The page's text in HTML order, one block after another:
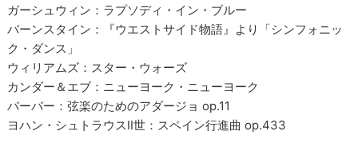
ガーシュウィン：ラプソディ・イン・ブルー
バーンスタイン：『ウエストサイド物語』より「シンフォニッ
ク・ダンス」
ウィリアムズ：スター・ウォーズ
カンダー＆エブ：ニューヨーク・ニューヨーク
バーバー：弦楽のためのアダージョ op.11
ヨハン・シュトラウスII世：スペイン行進曲 op.433